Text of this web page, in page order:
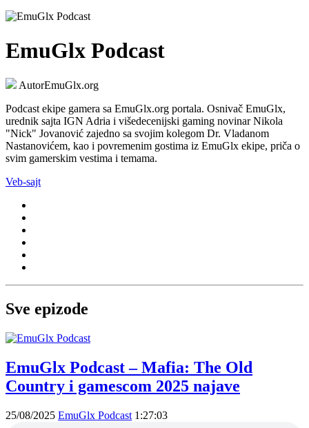
EmuGlx Podcast
AutorEmuGlx.org
Podcast ekipe gamera sa EmuGlx.org portala. Osnivač EmuGlx,
urednik sajta IGN Adria i višedecenijski gaming novinar Nikola
"Nick" Jovanović zajedno sa svojim kolegom Dr. Vladanom
Nastanovićem, kao i povremenim gostima iz EmuGlx ekipe, priča o
svim gamerskim vestima i temama.
Veb-sajt
Sve epizode
EmuGlx Podcast – Mafia: The Old
Country i gamescom 2025 najave
25/08/2025 EmuGlx Podcast 1:27:03